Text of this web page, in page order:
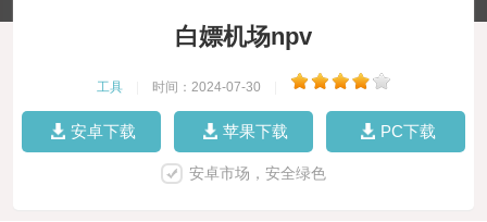
白嫖机场npv
工具 时间：2024-07-30
安卓下载 苹果下载 PC下载
安卓市场，安全绿色